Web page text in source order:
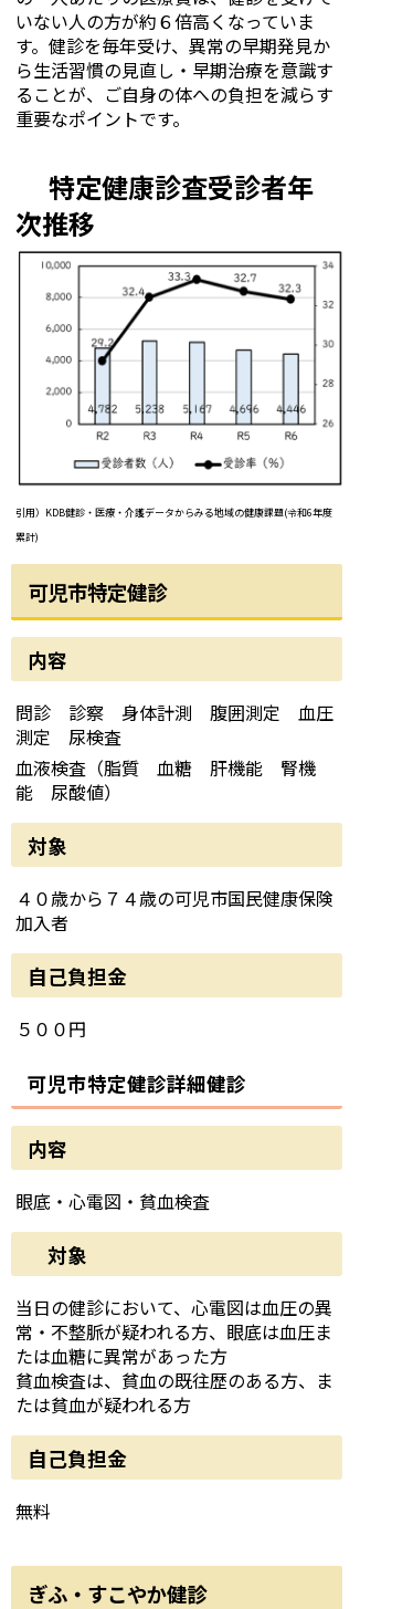
いない人の方が約６倍高くなっていま
す。健診を毎年受け、異常の早期発見か
ら生活習慣の見直し・早期治療を意識す
ることが、ご自身の体への負担を減らす
重要なポイントです。
特定健康診査受診者年
次推移
引用）KDB健診・医療・介護データからみる地域の健康課題(令和6年度
累計)
可児市特定健診
内容
問診 診察 身体計測 腹囲測定 血圧
測定 尿検査
血液検査（脂質 血糖 肝機能 腎機
能 尿酸値）
対象
４０歳から７４歳の可児市国民健康保険
加入者
自己負担金
５００円
可児市特定健診詳細健診
内容
眼底・心電図・貧血検査
対象
当日の健診において、心電図は血圧の異
常・不整脈が疑われる方、眼底は血圧ま
たは血糖に異常があった方
貧血検査は、貧血の既往歴のある方、ま
たは貧血が疑われる方
自己負担金
無料
ぎふ・すこやか健診